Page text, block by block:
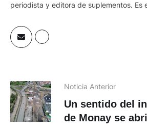
periodista y editora de suplementos. Es
Noticia Anterior
Un sentido del
de Monay se